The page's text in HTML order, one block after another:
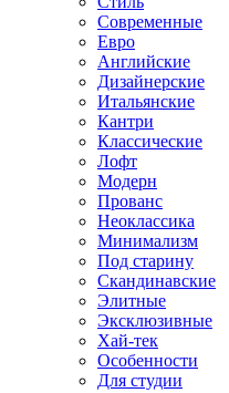
Современные
Евро
Английские
Дизайнерские
Итальянские
Кантри
Классические
Лофт
Модерн
Прованс
Неоклассика
Минимализм
Под старину
Скандинавские
Элитные
Эксклюзивные
Хай-тек
Особенности
Для студии